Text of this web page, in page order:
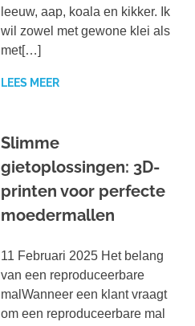
leeuw, aap, koala en kikker. Ik
wil zowel met gewone klei als
met[…]
LEES MEER
Slimme
gietoplossingen: 3D-
printen voor perfecte
moedermallen
11 Februari 2025 Het belang
van een reproduceerbare
malWanneer een klant vraagt
om een reproduceerbare mal